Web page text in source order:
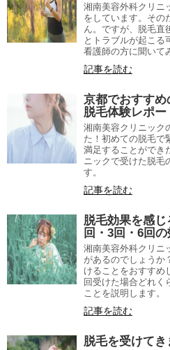
湘南美容外科クリニ
をしています。その
ん。ですが、脱毛直
とトラブルが起こる
看護師の方に聞いて
記事を読む
京都でおすすめ
脱毛体験レポー
湘南美容クリニック
た！初めての脱毛で
満足することができ
ニックで受けた脱毛
す。
記事を読む
脱毛効果を感
回・3回・6回の
湘南美容外科クリニ
があるのでしょうか
けることをおすすめ
回受けた場合どれく
ことを説明します。
記事を読む
脱毛を受けてき